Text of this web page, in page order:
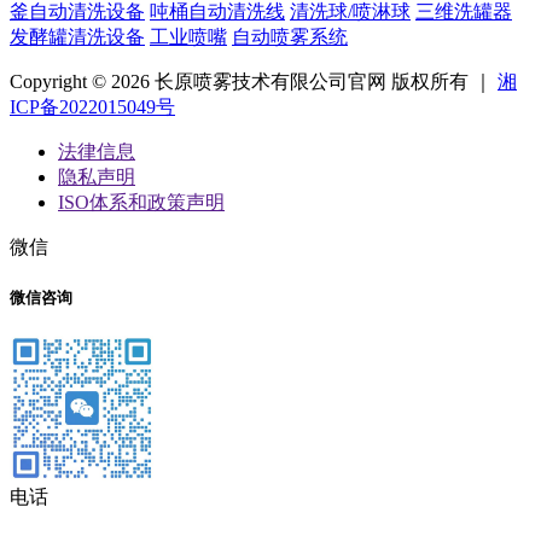
釜自动清洗设备 吨桶自动清洗线 清洗球/喷淋球 三维洗罐器
发酵罐清洗设备 工业喷嘴 自动喷雾系统
Copyright © 2026 长原喷雾技术有限公司官网 版权所有 ｜ 湘
ICP备2022015049号
法律信息
隐私声明
ISO体系和政策声明
微信
微信咨询
电话